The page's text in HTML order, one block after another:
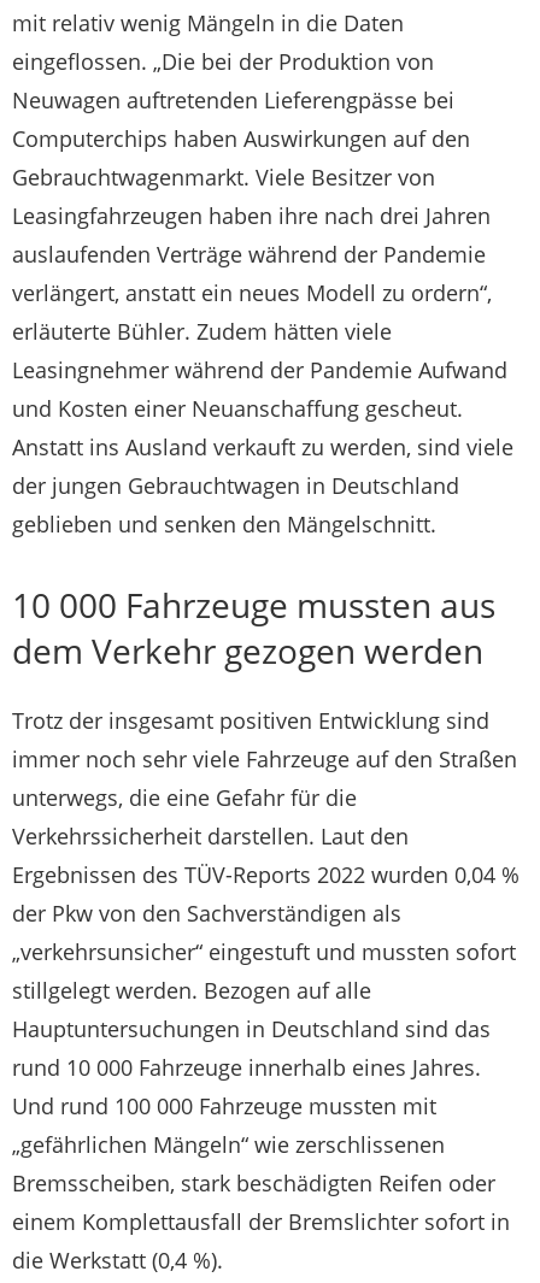
mit relativ wenig Mängeln in die Daten
eingeflossen. „Die bei der Produktion von
Neuwagen auftretenden Lieferengpässe bei
Computerchips haben Auswirkungen auf den
Gebrauchtwagenmarkt. Viele Besitzer von
Leasingfahrzeugen haben ihre nach drei Jahren
auslaufenden Verträge während der Pandemie
verlängert, anstatt ein neues Modell zu ordern“,
erläuterte Bühler. Zudem hätten viele
Leasingnehmer während der Pandemie Aufwand
und Kosten einer Neuanschaffung gescheut.
Anstatt ins Ausland verkauft zu werden, sind viele
der jungen Gebrauchtwagen in Deutschland
geblieben und senken den Mängelschnitt.
10 000 Fahrzeuge mussten aus
dem Verkehr gezogen werden
Trotz der insgesamt positiven Entwicklung sind
immer noch sehr viele Fahrzeuge auf den Straßen
unterwegs, die eine Gefahr für die
Verkehrssicherheit darstellen. Laut den
Ergebnissen des TÜV-Reports 2022 wurden 0,04 %
der Pkw von den Sachverständigen als
„verkehrsunsicher“ eingestuft und mussten sofort
stillgelegt werden. Bezogen auf alle
Hauptuntersuchungen in Deutschland sind das
rund 10 000 Fahrzeuge innerhalb eines Jahres.
Und rund 100 000 Fahrzeuge mussten mit
„gefährlichen Mängeln“ wie zerschlissenen
Bremsscheiben, stark beschädigten Reifen oder
einem Komplettausfall der Bremslichter sofort in
die Werkstatt (0,4 %).